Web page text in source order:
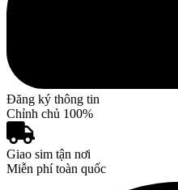
Đăng ký thông tin
Chỉnh chủ 100%
Giao sim tận nơi
Miễn phí toàn quốc